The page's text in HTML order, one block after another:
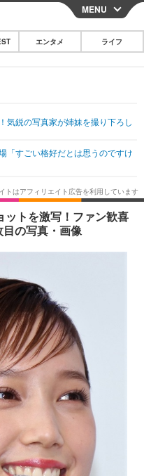
CLOSE
その他
韓国・芸能
スポーツ
グルメ
ショッピング
MENU
エンタメ ライフ
気鋭の写真家が姉妹を撮り下ろし
「すごい格好だとは思うのですけ
ットを激写！ファン歓喜
目の写真・画像